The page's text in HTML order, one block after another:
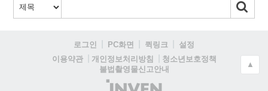
로그인 PC화면 퀵링크
설정
이용약관
개인정보처리방침
청소년보호정책
불법촬영물신고안내
(주)
▲